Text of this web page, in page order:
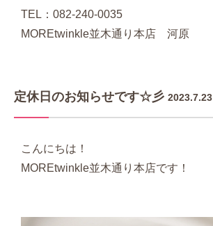
TEL：082-240-0035
MOREtwinkle並木通り本店 河原
定休日のお知らせです☆彡 2023.7.23
こんにちは！
MOREtwinkle並木通り本店です！